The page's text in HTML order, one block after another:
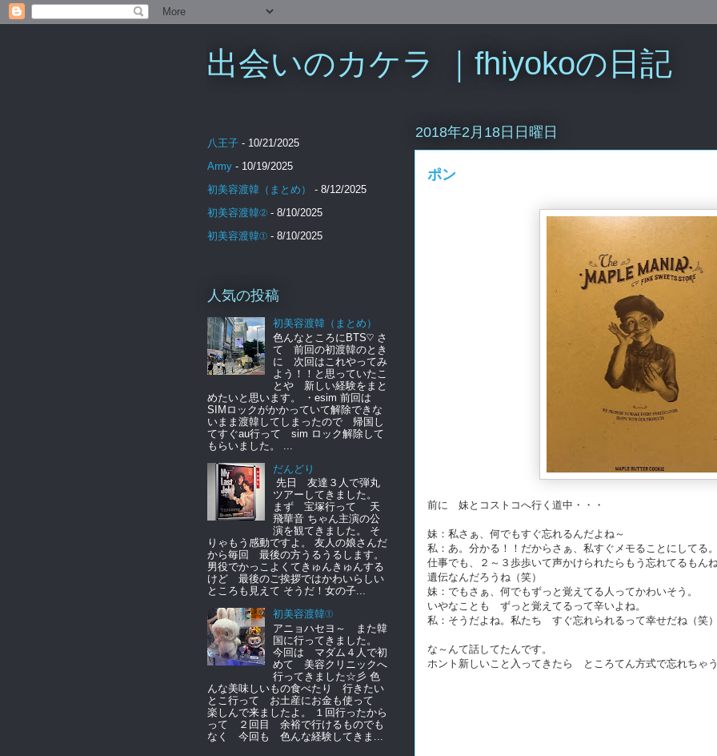
出会いのカケラ ｜fhiyokoの日記
2018年2月18日日曜日
ポン
前に 妹とコストコへ行く道中・・・
妹：私さぁ、何でもすぐ忘れるんだよね～
私：あ。分かる！！だからさぁ、私すぐメモることにしてる。
仕事でも、２～３歩歩いて声かけられたらもう忘れてるもんね
遺伝なんだろうね（笑）
妹：でもさぁ、何でもずっと覚えてる人ってかわいそう。
いやなことも ずっと覚えてるって辛いよね。
私：そうだよね。私たち すぐ忘れられるって幸せだね（笑）
な～んて話してたんです。
ホント新しいこと入ってきたら ところてん方式で忘れちゃう
八王子 - 10/21/2025
Army - 10/19/2025
初美容渡韓（まとめ）
- 8/12/2025
初美容渡韓② - 8/10/2025
初美容渡韓① - 8/10/2025
人気の投稿
初美容渡韓（まとめ）
色んなところにBTS♡ さ
て 前回の初渡韓のとき
に 次回はこれやってみ
よう！！と思っていたこ
とや 新しい経験をまと
めたいと思います。 ・esim 前回は
SIMロックがかかっていて解除できな
いまま渡韓してしまったので 帰国し
てすぐau行って sim ロック解除して
もらいました。 ...
だんどり
先日 友達３人で弾丸
ツアーしてきました。
まず 宝塚行って 天
飛華音 ちゃん主演の公
演を観てきました。 そ
りゃもう感動ですよ。 友人の娘さんだ
から毎回 最後の方うるうるします。
男役でかっこよくてきゅんきゅんする
けど 最後のご挨拶ではかわいらしい
ところも見えて そうだ！女の子...
初美容渡韓①
アニョハセヨ～ また韓
国に行ってきました。
今回は マダム４人で初
めて 美容クリニックへ
行ってきました☆彡 色
んな美味しいもの食べたり 行きたい
とこ行って お土産にお金も使って
楽しんで来ましたよ。 １回行ったから
って ２回目 余裕で行けるものでも
なく 今回も 色んな経験してきま...